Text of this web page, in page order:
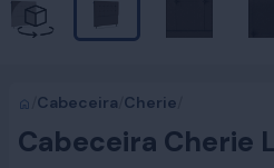
Cabeceira Cherie
Cabeceira Cherie